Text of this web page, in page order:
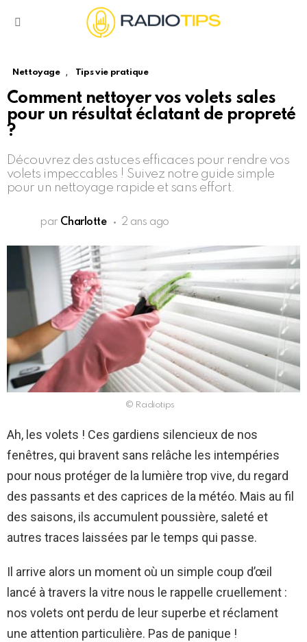
Nettoyage , Tips vie pratique
Comment nettoyer vos volets sales
pour un résultat éclatant de propreté
?
Découvrez des astuces efficaces pour rendre vos
volets impeccables ! Suivez notre guide simple
pour un nettoyage rapide et sans effort.
par Charlotte 2 ans ago
© Radiotips
Ah, les volets ! Ces gardiens silencieux de nos
fenêtres, qui bravent sans relâche les intempéries
pour nous protéger de la lumière trop vive, du regard
des passants et des caprices de la météo. Mais au fil
des saisons, ils accumulent poussière, saleté et
autres traces laissées par le temps qui passe.
Il arrive alors un moment où un simple coup d’œil
lancé à travers la vitre nous le rappelle cruellement :
nos volets ont perdu de leur superbe et réclament
une attention particulière. Pas de panique !